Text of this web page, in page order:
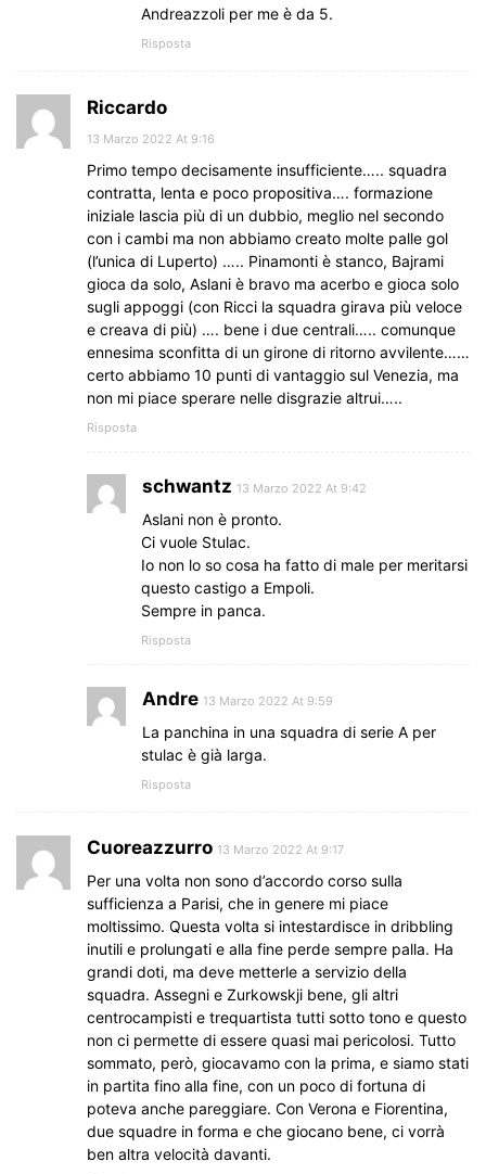
Andreazzoli per me è da 5.
Risposta
Riccardo
13 Marzo 2022 At 9:16
Primo tempo decisamente insufficiente….. squadra
contratta, lenta e poco propositiva…. formazione
iniziale lascia più di un dubbio, meglio nel secondo
con i cambi ma non abbiamo creato molte palle gol
(l’unica di Luperto) ….. Pinamonti è stanco, Bajrami
gioca da solo, Aslani è bravo ma acerbo e gioca solo
sugli appoggi (con Ricci la squadra girava più veloce
e creava di più) …. bene i due centrali….. comunque
ennesima sconfitta di un girone di ritorno avvilente……
certo abbiamo 10 punti di vantaggio sul Venezia, ma
non mi piace sperare nelle disgrazie altrui…..
Risposta
schwantz 13 Marzo 2022 At 9:42
Aslani non è pronto.
Ci vuole Stulac.
Io non lo so cosa ha fatto di male per meritarsi
questo castigo a Empoli.
Sempre in panca.
Risposta
Andre 13 Marzo 2022 At 9:59
La panchina in una squadra di serie A per
stulac è già larga.
Risposta
Cuoreazzurro 13 Marzo 2022 At 9:17
Per una volta non sono d’accordo corso sulla
sufficienza a Parisi, che in genere mi piace
moltissimo. Questa volta si intestardisce in dribbling
inutili e prolungati e alla fine perde sempre palla. Ha
grandi doti, ma deve metterle a servizio della
squadra. Assegni e Zurkowskji bene, gli altri
centrocampisti e trequartista tutti sotto tono e questo
non ci permette di essere quasi mai pericolosi. Tutto
sommato, però, giocavamo con la prima, e siamo stati
in partita fino alla fine, con un poco di fortuna di
poteva anche pareggiare. Con Verona e Fiorentina,
due squadre in forma e che giocano bene, ci vorrà
ben altra velocità davanti.